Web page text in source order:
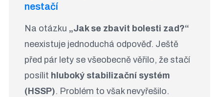
nestačí
Na otázku „Jak se zbavit bolesti zad?“
neexistuje jednoduchá odpověď. Ještě
před pár lety se všeobecně věřilo, že stačí
posílit hluboký stabilizační systém
(HSSP). Problém to však nevyřešilo.